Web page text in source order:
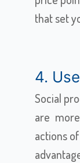
that set
4.
Social
are
actions